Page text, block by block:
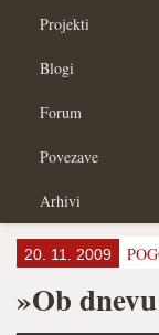
Projekti
Blogi
Forum
Povezave
Arhivi
20. 11. 2009
»Ob